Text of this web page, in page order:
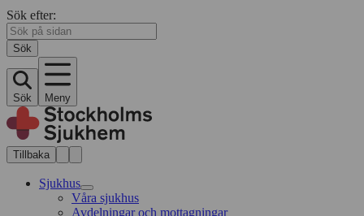
Sök efter:
Sök
Sök Meny
Tillbaka
Sjukhus
Våra sjukhus
Avdelningar och mottagningar